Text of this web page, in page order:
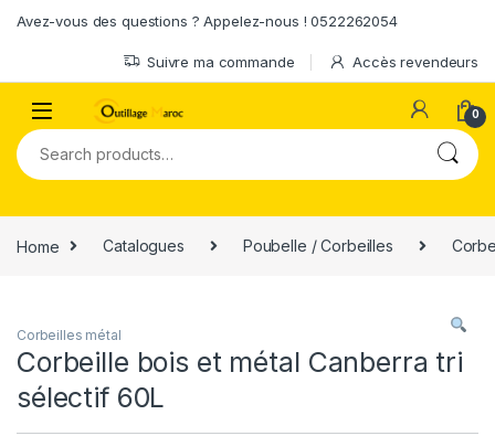
Avez-vous des questions ? Appelez-nous ! 0522262054
Suivre ma commande Accès revendeurs
0
Search for:
Home Catalogues Poubelle / Corbeilles
Corbeilles métal
Corbeille bois et métal Canberra tri
sélectif 60L